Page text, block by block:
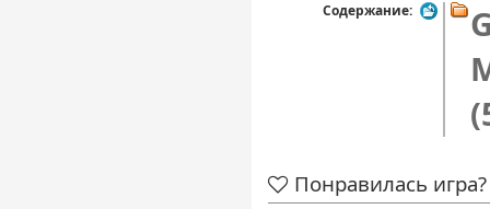
Содержание:
Понравилась